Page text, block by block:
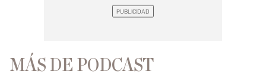
MÁS DE PODCAST